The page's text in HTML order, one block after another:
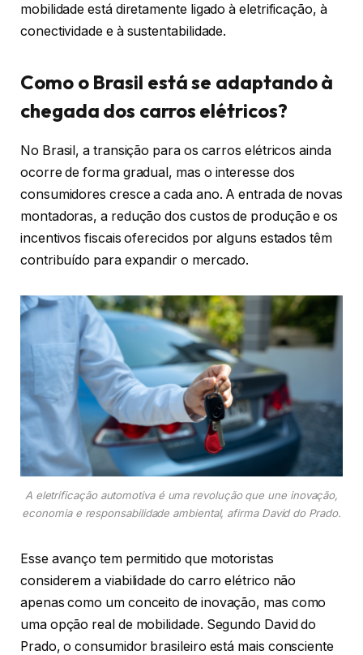
mobilidade está diretamente ligado à eletrificação, à
conectividade e à sustentabilidade.
Como o Brasil está se adaptando à
chegada dos carros elétricos?
No Brasil, a transição para os carros elétricos ainda
ocorre de forma gradual, mas o interesse dos
consumidores cresce a cada ano. A entrada de novas
montadoras, a redução dos custos de produção e os
incentivos fiscais oferecidos por alguns estados têm
contribuído para expandir o mercado.
A eletrificação automotiva é uma revolução que une inovação,
economia e responsabilidade ambiental, afirma David do Prado.
Esse avanço tem permitido que motoristas
considerem a viabilidade do carro elétrico não
apenas como um conceito de inovação, mas como
uma opção real de mobilidade. Segundo David do
Prado, o consumidor brasileiro está mais consciente